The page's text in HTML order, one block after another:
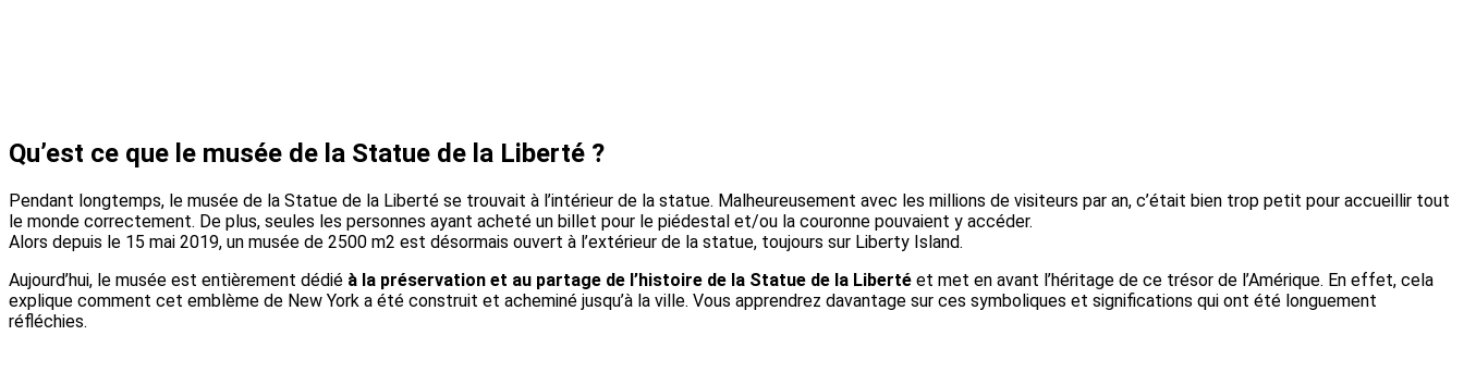
Qu’est ce que le musée de la Statue de la Liberté ?
Pendant longtemps, le musée de la Statue de la Liberté se trouvait à l’intérieur de la statue. Malheureusement avec les millions de visiteurs par an, c’était bien trop petit pour accueillir tout
le monde correctement. De plus, seules les personnes ayant acheté un billet pour le piédestal et/ou la couronne pouvaient y accéder.
Alors depuis le 15 mai 2019, un musée de 2500 m2 est désormais ouvert à l’extérieur de la statue, toujours sur Liberty Island.
Aujourd’hui, le musée est entièrement dédié à la préservation et au partage de l’histoire de la Statue de la Liberté et met en avant l’héritage de ce trésor de l’Amérique. En effet, cela
explique comment cet emblème de New York a été construit et acheminé jusqu’à la ville. Vous apprendrez davantage sur ces symboliques et significations qui ont été longuement
réfléchies.